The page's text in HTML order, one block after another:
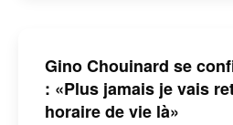
Gino Chouinard se
: «Plus jamais je vais
horaire de vie là»